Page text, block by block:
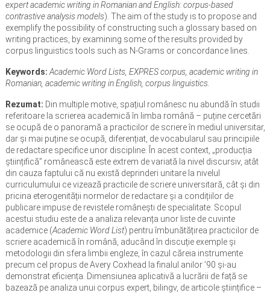
expert academic writing in Romanian and English: corpus-based
contrastive analysis models). The aim of the study is to propose and
exemplify the possibility of constructing such a glossary based on
writing practices, by examining some of the results provided by
corpus linguistics tools such as N-Grams or concordance lines.
Keywords: Academic Word Lists, EXPRES corpus, academic writing in
Romanian, academic writing in English, corpus linguistics.
Rezumat: Din multiple motive, spațiul românesc nu abundă în studii
referitoare la scrierea academică în limba română – puține cercetări
se ocupă de o panoramă a practicilor de scriere în mediul universitar,
dar și mai puține se ocupă, diferențiat, de vocabularul sau principiile
de redactare specifice unor discipline. În acest context, „producția
științifică” românească este extrem de variată la nivel discursiv, atât
din cauza faptului că nu există deprinderi unitare la nivelul
curriculumului ce vizează practicile de scriere universitară, cât și din
pricina eterogenității normelor de redactare și a condițiilor de
publicare impuse de revistele românești de specialitate. Scopul
acestui studiu este de a analiza relevanța unor liste de cuvinte
academice (Academic Word List) pentru îmbunătățirea practicilor de
scriere academică în română, aducând în discuție exemple și
metodologii din sfera limbii engleze, în cazul căreia instrumente
precum cel propus de Avery Coxhead la finalul anilor ’90 și-au
demonstrat eficiența. Dimensiunea aplicativă a lucrării de față se
bazează pe analiza unui corpus expert, bilingv, de articole științifice –